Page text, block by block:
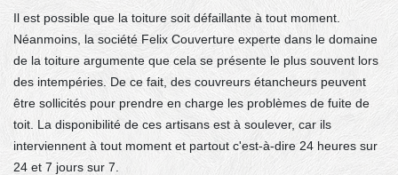
Il est possible que la toiture soit défaillante à tout moment.
Néanmoins, la société Felix Couverture experte dans le domaine
de la toiture argumente que cela se présente le plus souvent lors
des intempéries. De ce fait, des couvreurs étancheurs peuvent
être sollicités pour prendre en charge les problèmes de fuite de
toit. La disponibilité de ces artisans est à soulever, car ils
interviennent à tout moment et partout c'est-à-dire 24 heures sur
24 et 7 jours sur 7.